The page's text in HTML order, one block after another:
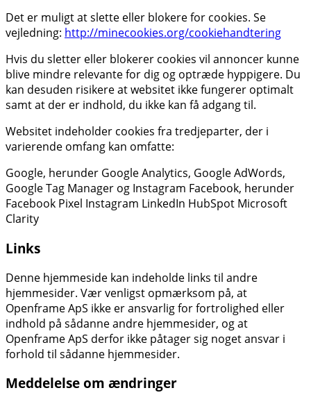
Det er muligt at slette eller blokere for cookies. Se
vejledning: http://minecookies.org/cookiehandtering
Hvis du sletter eller blokerer cookies vil annoncer kunne
blive mindre relevante for dig og optræde hyppigere. Du
kan desuden risikere at websitet ikke fungerer optimalt
samt at der er indhold, du ikke kan få adgang til.
Websitet indeholder cookies fra tredjeparter, der i
varierende omfang kan omfatte:
Google, herunder Google Analytics, Google AdWords,
Google Tag Manager og Instagram Facebook, herunder
Facebook Pixel Instagram LinkedIn HubSpot Microsoft
Clarity
Links
Denne hjemmeside kan indeholde links til andre
hjemmesider. Vær venligst opmærksom på, at
Openframe ApS ikke er ansvarlig for fortrolighed eller
indhold på sådanne andre hjemmesider, og at
Openframe ApS derfor ikke påtager sig noget ansvar i
forhold til sådanne hjemmesider.
Meddelelse om ændringer